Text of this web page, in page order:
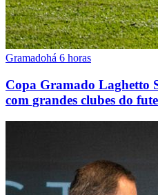
Gramadohá 6 horas
Copa Gramado Laghetto
com grandes clubes do